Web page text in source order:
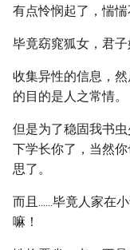
有点怜悯起了，惴惴
毕竟窈窕狐女，君子
收集异性的信息，
的目的是人之常情。
但是为了稳固我书
下学长你了，当然
思了。
而且......毕竟人家在
嘛！